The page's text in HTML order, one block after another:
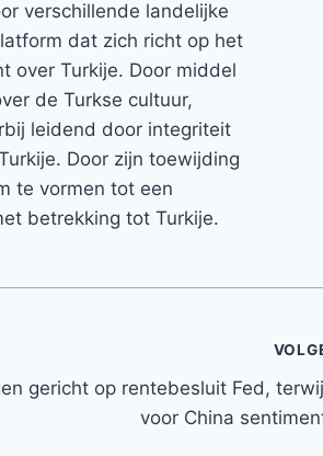
verschillende landelijke
dat zich richt op het
over Turkije. Door middel
de Turkse cultuur,
leidend door integriteit
Door zijn toewijding
te vormen tot een
betrekking tot Turkije.
gericht op rentebesluit Fed,
voor China